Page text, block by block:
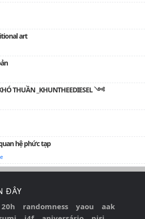
art
THUẦN _KHUNTHEEDIESEL ༺
hệ phức tạp
ĐÂY
20h randomness yaou
aak